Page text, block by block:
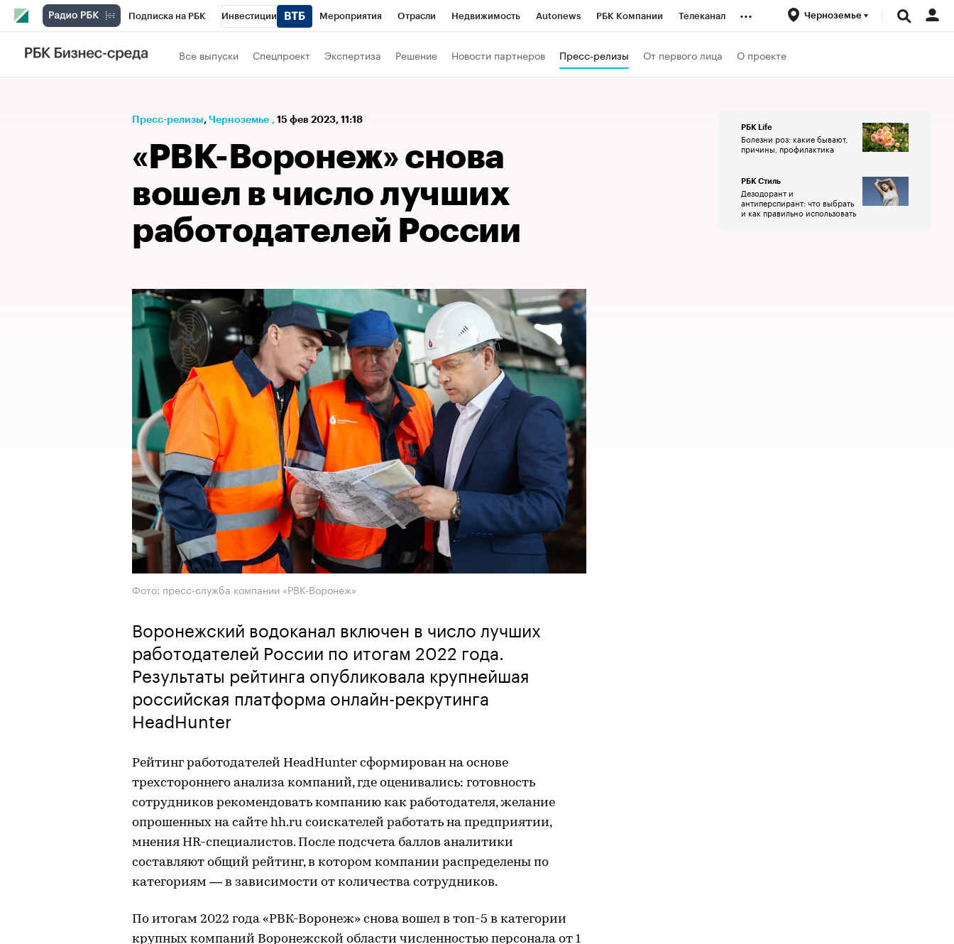
Подписка на РБК Инвестиции Мероприятия Отрасли Недвижимость Autonews РБК Компании Телеканал
РБК Вино
Проверка контрагентов
... Черноземье
Все выпуски Спецпроект Экспертиза Решение Новости партнеров Пресс-релизы От первого лица О проекте
Пресс-релизы⁠, Черноземье , 15 фев 2023, 11:18
«РВК-Воронеж» снова
вошел в число лучших
работодателей России
Фото: пресс-служба компании «РВК-Воронеж»
Воронежский водоканал включен в число лучших
работодателей России по итогам 2022 года.
Результаты рейтинга опубликовала крупнейшая
российская платформа онлайн-рекрутинга
HeadHunter
Рейтинг работодателей HeadHunter сформирован на основе
трехстороннего анализа компаний, где оценивались: готовность
сотрудников рекомендовать компанию как работодателя, желание
опрошенных на сайте hh.ru соискателей работать на предприятии,
мнения HR-специалистов. После подсчета баллов аналитики
составляют общий рейтинг, в котором компании распределены по
категориям — в зависимости от количества сотрудников.
По итогам 2022 года «РВК-Воронеж» снова вошел в топ-5 в категории
крупных компаний Воронежской области численностью персонала от 1
РБК Life
Болезни роз: какие бывают,
причины, профилактика
РБК Стиль
Дезодорант и
антиперспирант: что выбрать
и как правильно использовать